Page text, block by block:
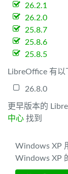
26.2.1
26.2.0
25.8.7
25.8.6
25.8.5
LibreOffice 有以
26.8.0
更早版本的
中心 找到
Windows XP
Windows XP